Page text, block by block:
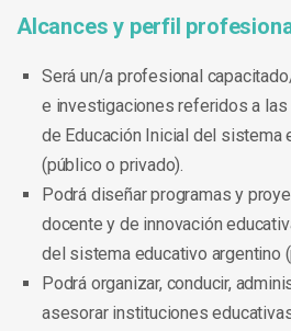
Alcances y perfil
Será un/a profesional
e investigaciones referidos a
de Educación Inicial del sistema
(público o privado).
Podrá diseñar programas y
docente y de innovación
del sistema educativo argentino
Podrá organizar, conducir,
asesorar instituciones